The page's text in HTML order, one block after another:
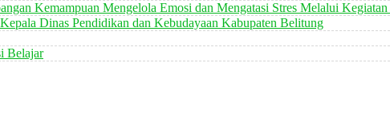
Kemampuan Mengelola Emosi dan Mengatasi Stres Melalui
Dinas Pendidikan dan Kebudayaan Kabupaten Belitung
Belajar